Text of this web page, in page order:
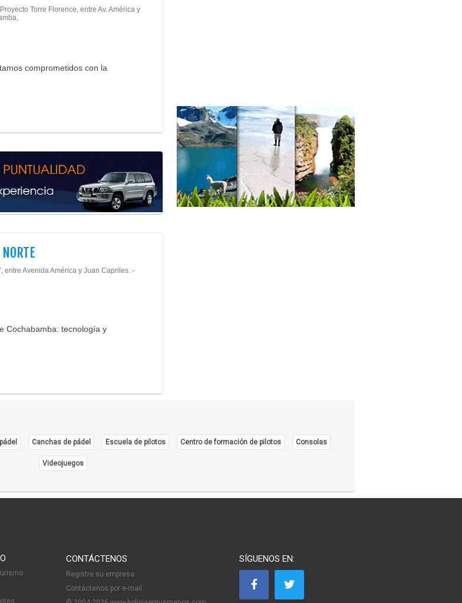
Torre Florence, entre Av. América y
comprometidos con la
entre Avenida América y Juan Capriles. -
Cochabamba: tecnología y
Canchas de pádel Escuela de pilotos Centro de formación de pilotos Consolas
Videojuegos
CONTÁCTENOS
Registre su empresa
Contáctenos por e-mail
SÍGUENOS EN: